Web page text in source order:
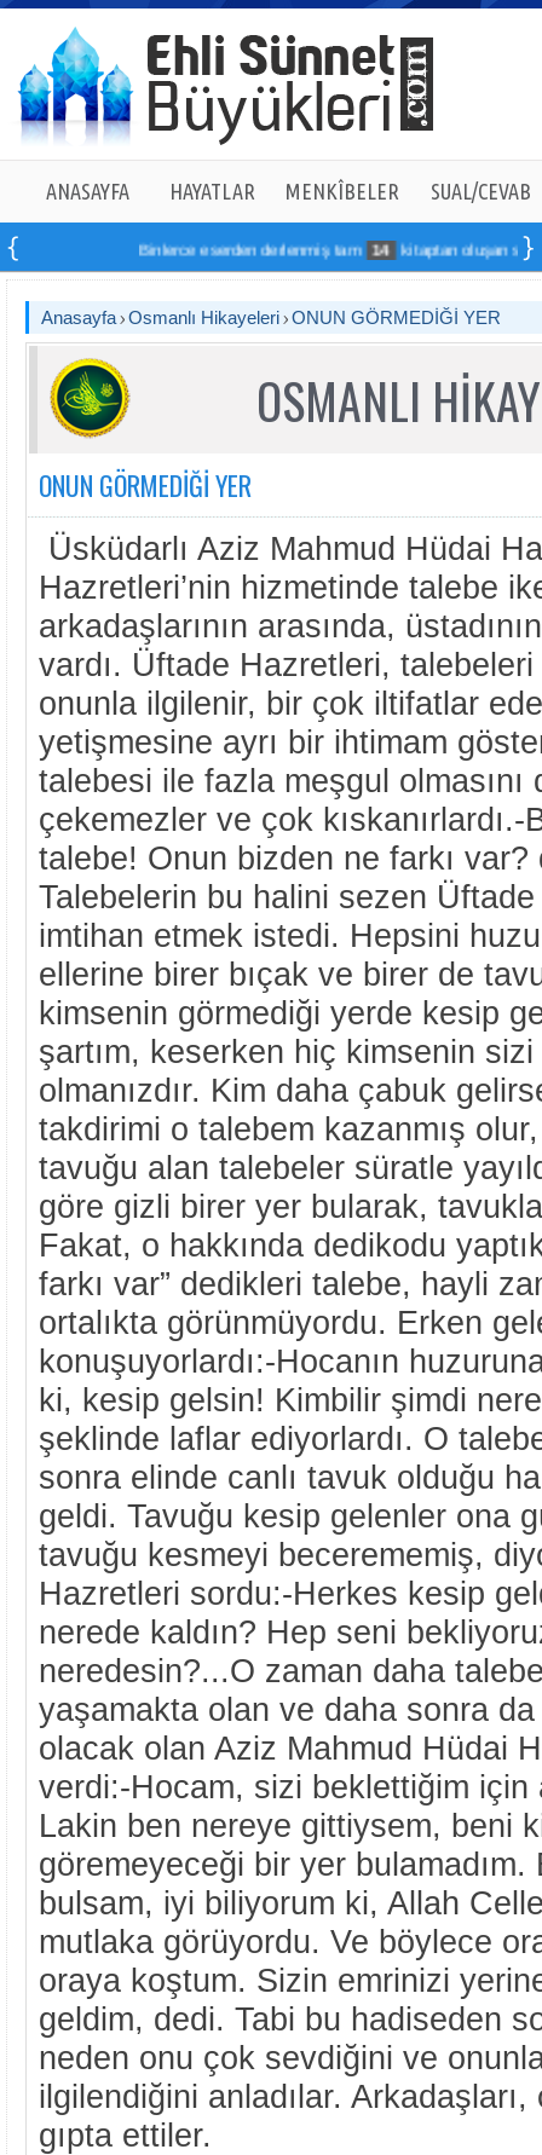
ANASAYFA HAYATLAR MENKÎBELER SUAL/CEVAB
Binlerce eserden derlenmiş tam 14 kitaptan oluşan seti
Anasayfa Osmanlı Hikayeleri ONUN GÖRMEDİĞİ YER
OSMANLI
ONUN GÖRMEDİĞİ YER
Üsküdarlı Aziz Mahmud Hüdai
Hazretleri’nin hizmetinde talebe
arkadaşlarının arasında,
vardı. Üftade Hazretleri,
onunla ilgilenir, bir çok iltifatlar
yetişmesine ayrı bir ihtimam
talebesi ile fazla meşgul olmasını
çekemezler ve çok
talebe! Onun bizden ne farkı var?
Talebelerin bu halini sezen
imtihan etmek istedi. Hepsini
ellerine birer bıçak ve birer de
kimsenin görmediği yerde kesip
şartım, keserken hiç kimsenin
olmanızdır. Kim daha çabuk
takdirimi o talebem kazanmış
tavuğu alan talebeler süratle
göre gizli birer yer bularak,
Fakat, o hakkında dedikodu
farkı var” dedikleri talebe, hayli
ortalıkta görünmüyordu. Erken
konuşuyorlardı:-Hocanın
ki, kesip gelsin! Kimbilir şimdi
şeklinde laflar ediyorlardı. O
sonra elinde canlı tavuk olduğu
geldi. Tavuğu kesip gelenler ona
tavuğu kesmeyi becerememiş,
Hazretleri sordu:-Herkes kesip
nerede kaldın? Hep seni
neredesin?...O zaman daha
yaşamakta olan ve daha sonra
olacak olan Aziz Mahmud Hüdai
verdi:-Hocam, sizi beklettiğim için
Lakin ben nereye gittiysem, beni
göremeyeceği bir yer bulamadım.
bulsam, iyi biliyorum ki, Allah
mutlaka görüyordu. Ve böylece
oraya koştum. Sizin emrinizi
geldim, dedi. Tabi bu hadiseden
neden onu çok sevdiğini ve
ilgilendiğini anladılar. Arkadaşları,
gıpta ettiler.